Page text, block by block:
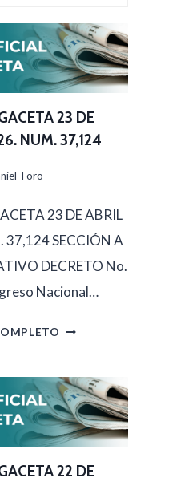
23 DE
NUM. 37,124
Toro
23 DE ABRIL
37,124 SECCIÓN A
DECRETO No.
Nacional…
R
S
U
M
22 DE